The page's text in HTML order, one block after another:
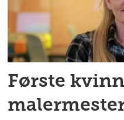
Første